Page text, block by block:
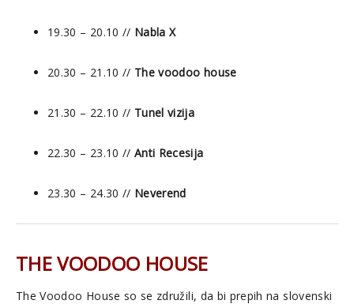
19.30 – 20.10 // Nabla X
20.30 – 21.10 // The voodoo house
21.30 – 22.10 // Tunel vizija
22.30 – 23.10 // Anti Recesija
23.30 – 24.30 // Neverend
THE VOODOO HOUSE
The Voodoo House so se združili, da bi prepih na slovenski